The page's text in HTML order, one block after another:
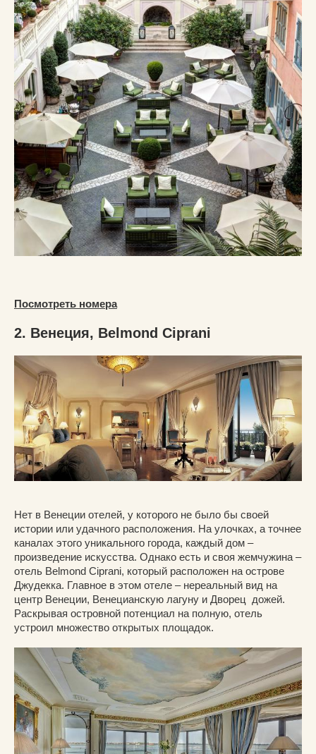
Посмотреть номера
2. Венеция, Belmond Ciprani
Нет в Венеции отелей, у которого не было бы своей
истории или удачного расположения. На улочках, а точнее
каналах этого уникального города, каждый дом –
произведение искусства. Однако есть и своя жемчужина –
отель Belmond Ciprani, который расположен на острове
Джудекка. Главное в этом отеле – нереальный вид на
центр Венеции, Венецианскую лагуну и Дворец дожей.
Раскрывая островной потенциал на полную, отель
устроил множество открытых площадок.